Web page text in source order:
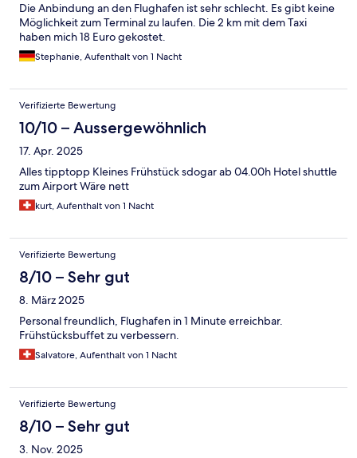
Die Anbindung an den Flughafen ist sehr schlecht. Es gibt keine
Möglichkeit zum Terminal zu laufen. Die 2 km mit dem Taxi
haben mich 18 Euro gekostet.
Stephanie, Aufenthalt von 1 Nacht
Verifizierte Bewertung
10/10 – Aussergewöhnlich
17. Apr. 2025
Alles tipptopp Kleines Frühstück sdogar ab 04.00h Hotel shuttle
zum Airport Wäre nett
kurt, Aufenthalt von 1 Nacht
Verifizierte Bewertung
8/10 – Sehr gut
8. März 2025
Personal freundlich, Flughafen in 1 Minute erreichbar.
Frühstücksbuffet zu verbessern.
Salvatore, Aufenthalt von 1 Nacht
Verifizierte Bewertung
8/10 – Sehr gut
3. Nov. 2025